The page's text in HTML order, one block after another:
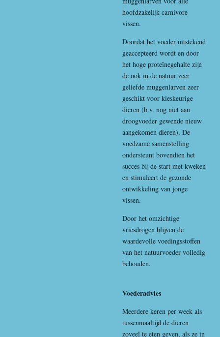
hoofdzakelijk carnivore
vissen.
Doordat het voeder uitstekend
geaccepteerd wordt en door
het hoge proteïnegehalte zijn
de ook in de natuur zeer
geliefde muggenlarven zeer
geschikt voor kieskeurige
dieren (b.v. nog niet aan
droogvoeder gewende nieuw
aangekomen dieren). De
voedzame samenstelling
ondersteunt bovendien het
succes bij de start met kweken
en stimuleert de gezonde
ontwikkeling van jonge
vissen.
Door het omzichtige
vriesdrogen blijven de
waardevolle voedingsstoffen
van het natuurvoeder volledig
behouden.
Voederadvies
Meerdere keren per week als
tussenmaaltijd de dieren
zoveel te eten geven, als ze in